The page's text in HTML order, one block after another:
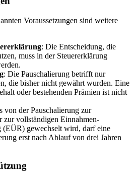
Voraussetzungen sind weitere
: Die Entscheidung, die
muss in der Steuererklärung
: Die Pauschalierung betrifft nur
die bisher nicht gewährt wurden. Eine
oder bestehenden Prämien ist nicht
von der Pauschalierung zur
zur vollständigen Einnahmen-
(EÜR) gewechselt wird, darf eine
erst nach Ablauf von drei Jahren